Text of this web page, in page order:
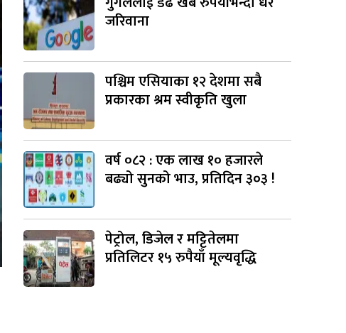
जरिवाना
पश्चिम एसियाका १२ देशमा सबै
प्रकारका श्रम स्वीकृति खुला
वर्ष ०८२ : एक लाख १० हजारले
बढ्यो सुनको भाउ, प्रतिदिन ३०३ !
पेट्रोल, डिजेल र मट्टितेलमा
प्रतिलिटर १५ रुपैयाँ मूल्यवृद्धि